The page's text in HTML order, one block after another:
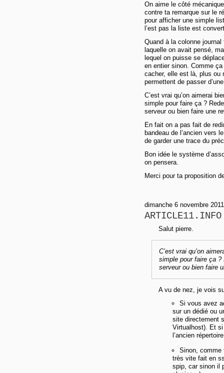
On aime le côté
contre ta remarque sur le
pour afficher une simple
l’est pas la liste est
Quand à la colonne journal
laquelle on avait pensé,
lequel on puisse se
en entier sinon. Comme
cacher, elle est là, plus ou
permettent de passer
C’est vrai qu’on aimerai
simple pour faire ça ?
serveur ou bien faire une
En fait on a pas fait de
bandeau de l’ancien vers
de garder une trace du
Bon idée le système
on pensera.
Merci pour ta proposition
dimanche 6 novembre
Salut pierre.
C’est vrai qu’on
simple pour faire ça ?
serveur ou bien faire
A vu de nez, je vois
Si vous avez
sur un dédié ou
site directement
Virtualhost). Et
l’ancien
Sinon, comme
très vite fait en
spip, car sinon il